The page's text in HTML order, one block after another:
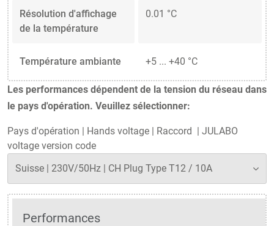
Résolution d'affichage
de la température
0.01 °C
Température ambiante +5 ... +40 °C
Les performances dépendent de la tension du réseau dans
le pays d'opération. Veuillez sélectionner:
Pays d'opération | Hands voltage | Raccord | JULABO
voltage version code
Performances